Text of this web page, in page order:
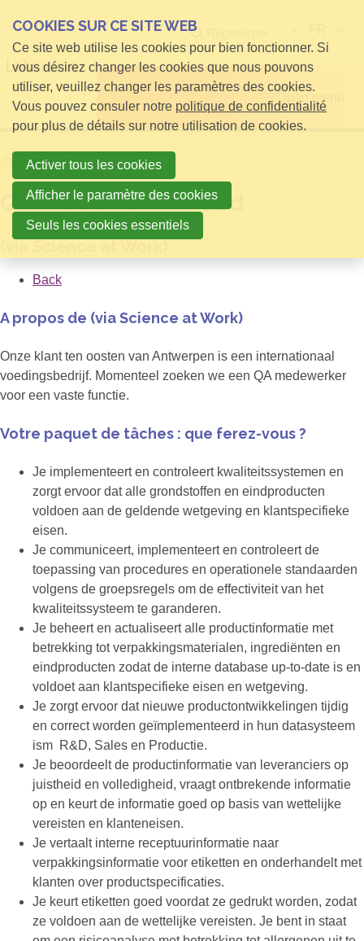
Open menu
HomeQA medewerker food
QA medewerker food
Back
A propos de (via Science at Work)
Onze klant ten oosten van Antwerpen is een internationaal
voedingsbedrijf. Momenteel zoeken we een QA medewerker
voor een vaste functie.
Votre paquet de tâches : que ferez-vous ?
Je implementeert en controleert kwaliteitssystemen en
zorgt ervoor dat alle grondstoffen en eindproducten
voldoen aan de geldende wetgeving en klantspecifieke
eisen.
Je communiceert, implementeert en controleert de
toepassing van procedures en operationele standaarden
volgens de groepsregels om de effectiviteit van het
kwaliteitssysteem te garanderen.
Je beheert en actualiseert alle productinformatie met
betrekking tot verpakkingsmaterialen, ingrediënten en
eindproducten zodat de interne database up-to-date is en
voldoet aan klantspecifieke eisen en wetgeving.
Je zorgt ervoor dat nieuwe productontwikkelingen tijdig
en correct worden geïmplementeerd in hun datasysteem
ism R&D, Sales en Productie.
Je beoordeelt de productinformatie van leveranciers op
juistheid en volledigheid, vraagt ontbrekende informatie
op en keurt de informatie goed op basis van wettelijke
vereisten en klanteneisen.
Je vertaalt interne receptuurinformatie naar
verpakkingsinformatie voor etiketten en onderhandelt met
klanten over productspecificaties.
Je keurt etiketten goed voordat ze gedrukt worden, zodat
ze voldoen aan de wettelijke vereisten. Je bent in staat
COOKIES SUR CE SITE WEB
Ce site web utilise les cookies pour bien fonctionner. Si
vous désirez changer les cookies que nous pouvons
utiliser, veuillez changer les paramètres des cookies.
Vous pouvez consuler notre politique de confidentialité
pour plus de détails sur notre utilisation de cookies.
Activer tous les cookies
Afficher le paramètre des cookies
Seuls les cookies essentiels